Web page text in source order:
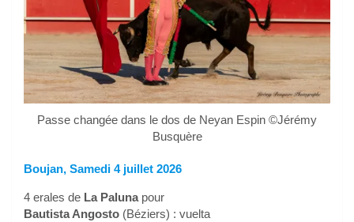
Passe changée dans le dos de Neyan Espin ©Jérémy
Busquère
Boujan, Samedi 4 juillet 2026
4 erales de La Palunapour
Bautista Angosto (Béziers) : vuelta